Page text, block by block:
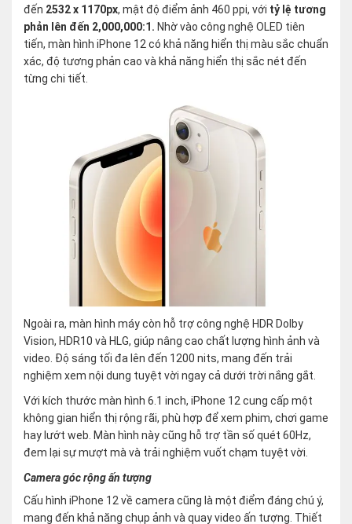
đến 2532 x 1170px, mật độ điểm ảnh 460 ppi, với tỷ lệ tương
phản lên đến 2,000,000:1. Nhờ vào công nghệ OLED tiên
tiến, màn hình iPhone 12 có khả năng hiển thị màu sắc chuẩn
xác, độ tương phản cao và khả năng hiển thị sắc nét đến
từng chi tiết.
Ngoài ra, màn hình máy còn hỗ trợ công nghệ HDR Dolby
Vision, HDR10 và HLG, giúp nâng cao chất lượng hình ảnh và
video. Độ sáng tối đa lên đến 1200 nits, mang đến trải
nghiệm xem nội dung tuyệt vời ngay cả dưới trời nắng gắt.
Với kích thước màn hình 6.1 inch, iPhone 12 cung cấp một
không gian hiển thị rộng rãi, phù hợp để xem phim, chơi game
hay lướt web. Màn hình này cũng hỗ trợ tần số quét 60Hz,
đem lại sự mượt mà và trải nghiệm vuốt chạm tuyệt vời.
Camera góc rộng ấn tượng
Cấu hình iPhone 12 về camera cũng là một điểm đáng chú ý,
mang đến khả năng chụp ảnh và quay video ấn tượng. Thiết